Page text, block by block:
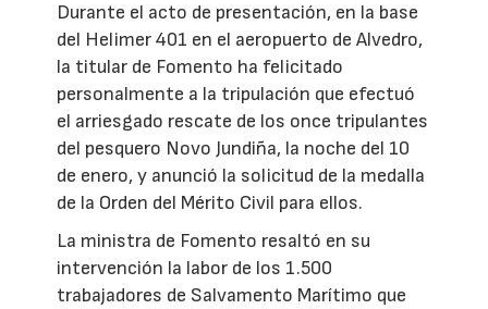
Durante el acto de presentación, en la base
del Helimer 401 en el aeropuerto de Alvedro,
la titular de Fomento ha felicitado
personalmente a la tripulación que efectuó
el arriesgado rescate de los once tripulantes
del pesquero Novo Jundiña, la noche del 10
de enero, y anunció la solicitud de la medalla
de la Orden del Mérito Civil para ellos.
La ministra de Fomento resaltó en su
intervención la labor de los 1.500
trabajadores de Salvamento Marítimo que